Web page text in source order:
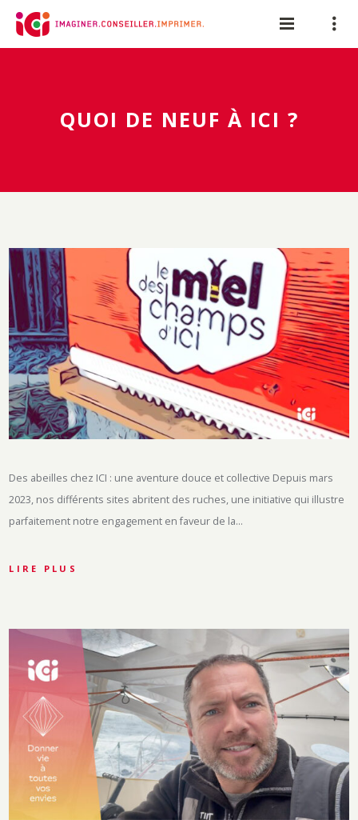
QUOI DE NEUF À ICI ?
Des abeilles chez ICI : une aventure douce et collective Depuis mars
2023, nos différents sites abritent des ruches, une initiative qui illustre
parfaitement notre engagement en faveur de la…
LIRE PLUS
Panneau de gestion des cookies